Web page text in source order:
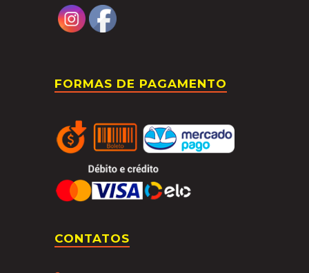
FORMAS DE PAGAMENTO
CONTATOS